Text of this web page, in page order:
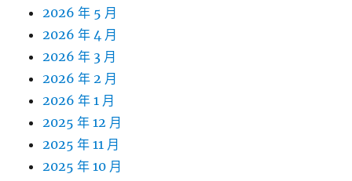
2026 年 5 月
2026 年 4 月
2026 年 3 月
2026 年 2 月
2026 年 1 月
2025 年 12 月
2025 年 11 月
2025 年 10 月